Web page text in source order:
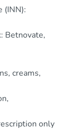
(INN):
Betnovate,
creams,
only